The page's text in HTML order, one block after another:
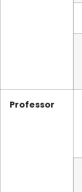
Professor